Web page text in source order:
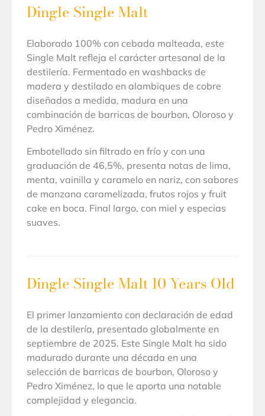
Dingle Single Malt
Elaborado 100% con cebada malteada, este
Single Malt refleja el carácter artesanal de la
destilería. Fermentado en washbacks de
madera y destilado en alambiques de cobre
diseñados a medida, madura en una
combinación de barricas de bourbon, Oloroso y
Pedro Ximénez.
Embotellado sin filtrado en frío y con una
graduación de 46,5%, presenta notas de lima,
menta, vainilla y caramelo en nariz, con sabores
de manzana caramelizada, frutos rojos y fruit
cake en boca. Final largo, con miel y especias
suaves.
Dingle Single Malt 10 Years Old
El primer lanzamiento con declaración de edad
de la destilería, presentado globalmente en
septiembre de 2025. Este Single Malt ha sido
madurado durante una década en una
selección de barricas de bourbon, Oloroso y
Pedro Ximénez, lo que le aporta una notable
complejidad y elegancia.